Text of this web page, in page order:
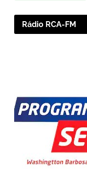
Rádio RCA-FM